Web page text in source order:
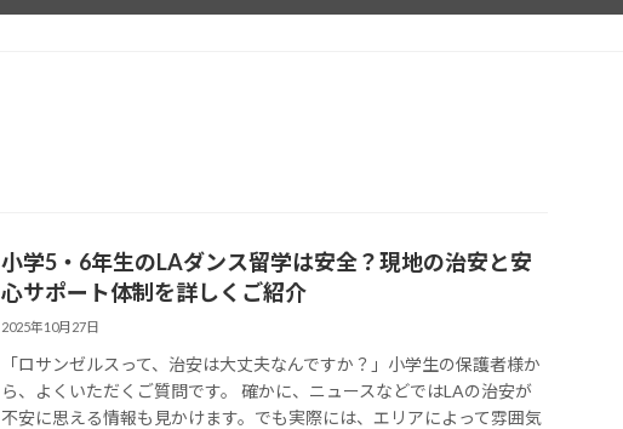
小学5・6年生のLAダンス留学は安全？現地の治安と安
心サポート体制を詳しくご紹介
2025年10月27日
「ロサンゼルスって、治安は大丈夫なんですか？」小学生の保護者様か
ら、よくいただくご質問です。 確かに、ニュースなどではLAの治安が
不安に思える情報も見かけます。でも実際には、エリアによって雰囲気